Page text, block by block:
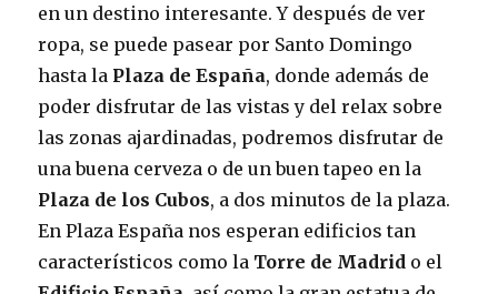
en un destino interesante. Y después de ver
ropa, se puede pasear por Santo Domingo
hasta la Plaza de España, donde además de
poder disfrutar de las vistas y del relax sobre
las zonas ajardinadas, podremos disfrutar de
una buena cerveza o de un buen tapeo en la
Plaza de los Cubos, a dos minutos de la plaza.
En Plaza España nos esperan edificios tan
característicos como la Torre de Madrid o el